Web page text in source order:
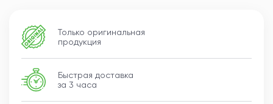
Вкус: деликатный трюфельный, с ореховыми,
грибными и древесными оттенками, мягкой пряностью
и продолжительным ароматным послевкусием.
идеально подходит для пасты, ризотто, яиц, мясных
блюд и сырных закусок.
Только оригинальная
продукция
Быстрая доставка
за 3 часа